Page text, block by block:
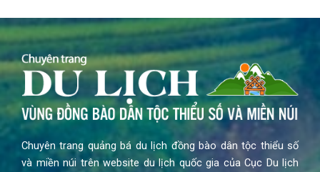
Chuyên trang quảng bá du lịch đồng bào dân tộc thiểu số
và miền núi trên website du lịch quốc gia của Cục Du lịch